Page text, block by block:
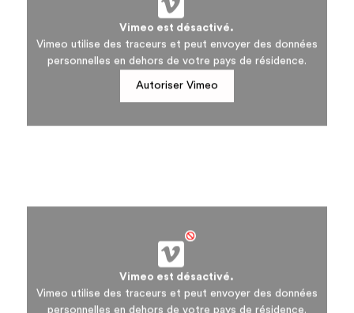
Vimeo est désactivé.
Vimeo utilise des traceurs et peut envoyer des données
personnelles en dehors de votre pays de résidence.
Autoriser Vimeo
Vimeo est désactivé.
Vimeo utilise des traceurs et peut envoyer des données
personnelles en dehors de votre pays de résidence.